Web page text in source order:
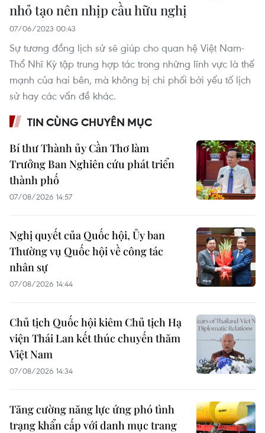
nhỏ tạo nên nhịp cầu hữu nghị
07/06/2023 00:43
Sự tương đồng lịch sử sẽ giúp cho quan hệ Việt Nam-
Thổ Nhĩ Kỳ tập trung hợp tác trong những lĩnh vực là thế
mạnh của hai bên, mà không bị chi phối bởi yếu tố lịch
sử hay các vấn đề khác.
TIN CÙNG CHUYÊN MỤC
Bí thư Thành ủy Cần Thơ làm
Trưởng Ban Nghiên cứu phát triển
thành phố
07/08/2026 14:57
Nghị quyết của Quốc hội, Ủy ban
Thường vụ Quốc hội về công tác
nhân sự
07/08/2026 14:44
Chủ tịch Quốc hội kiêm Chủ tịch Hạ
viện Thái Lan kết thúc chuyến thăm
Việt Nam
07/08/2026 14:34
Tăng cường năng lực ứng phó tình
trạng khẩn cấp với danh mục trang